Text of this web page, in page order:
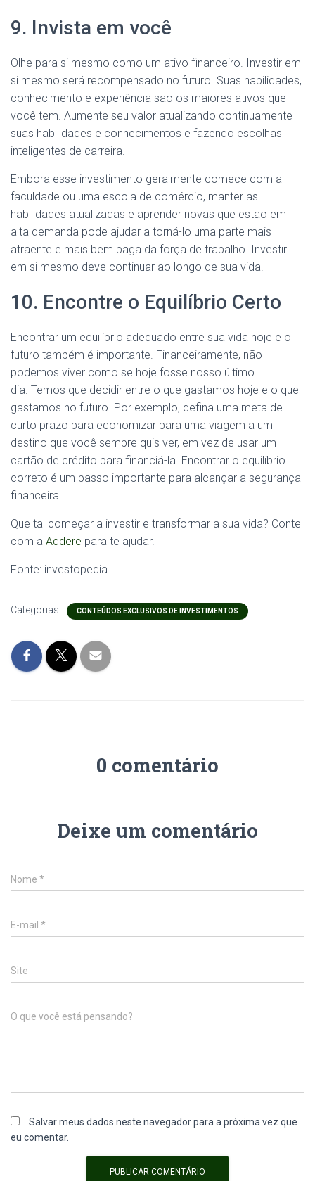
9. Invista em você
Olhe para si mesmo como um ativo financeiro. Investir em
si mesmo será recompensado no futuro. Suas habilidades,
conhecimento e experiência são os maiores ativos que
você tem. Aumente seu valor atualizando continuamente
suas habilidades e conhecimentos e fazendo escolhas
inteligentes de carreira.
Embora esse investimento geralmente comece com a
faculdade ou uma escola de comércio, manter as
habilidades atualizadas e aprender novas que estão em
alta demanda pode ajudar a torná-lo uma parte mais
atraente e mais bem paga da força de trabalho. Investir
em si mesmo deve continuar ao longo de sua vida.
10. Encontre o Equilíbrio Certo
Encontrar um equilíbrio adequado entre sua vida hoje e o
futuro também é importante. Financeiramente, não
podemos viver como se hoje fosse nosso último
dia. Temos que decidir entre o que gastamos hoje e o que
gastamos no futuro. Por exemplo, defina uma meta de
curto prazo para economizar para uma viagem a um
destino que você sempre quis ver, em vez de usar um
cartão de crédito para financiá-la. Encontrar o equilíbrio
correto é um passo importante para alcançar a segurança
financeira.
Que tal começar a investir e transformar a sua vida? Conte
com a Addere para te ajudar.
Fonte: investopedia
Categorias: CONTEÚDOS EXCLUSIVOS DE INVESTIMENTOS
0 comentário
Deixe um comentário
Nome *
E-mail *
Site
O que você está pensando?
Salvar meus dados neste navegador para a próxima vez que
eu comentar.